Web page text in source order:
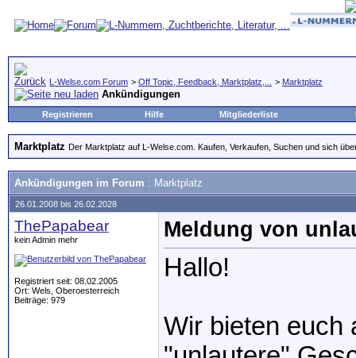
L-Welse.com Forum > Off Topic, Feedback, Marktplatz,... > Marktplatz
Ankündigungen
Registrieren Hilfe Mitgliederliste
Marktplatz Der Marktplatz auf L-Welse.com. Kaufen, Verkaufen, Suchen und sich
Ankündigungen im Forum : Marktplatz
26.01.2008 bis 26.02.2028
ThePapabear
kein Admin mehr
Registriert seit: 08.02.2005
Ort: Wels, Oberoesterreich
Beiträge: 979
Meldung von
Hallo!
Wir bieten euch